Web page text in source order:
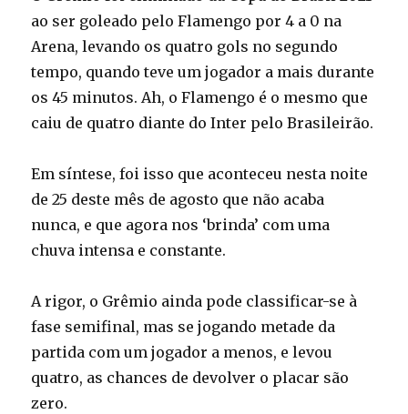
ao ser goleado pelo Flamengo por 4 a 0 na
Arena, levando os quatro gols no segundo
tempo, quando teve um jogador a mais durante
os 45 minutos. Ah, o Flamengo é o mesmo que
caiu de quatro diante do Inter pelo Brasileirão.
Em síntese, foi isso que aconteceu nesta noite
de 25 deste mês de agosto que não acaba
nunca, e que agora nos ‘brinda’ com uma
chuva intensa e constante.
A rigor, o Grêmio ainda pode classificar-se à
fase semifinal, mas se jogando metade da
partida com um jogador a menos, e levou
quatro, as chances de devolver o placar são
zero.